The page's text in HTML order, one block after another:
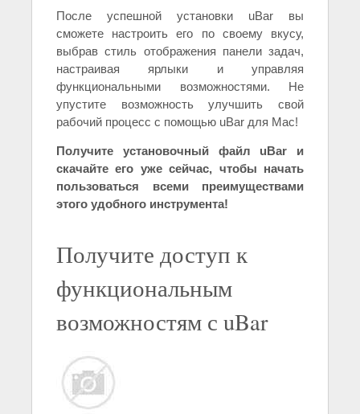
После успешной установки uBar вы
сможете настроить его по своему вкусу,
выбрав стиль отображения панели задач,
настраивая ярлыки и управляя
функциональными возможностями. Не
упустите возможность улучшить свой
рабочий процесс с помощью uBar для Mac!
Получите установочный файл uBar и
скачайте его уже сейчас, чтобы начать
пользоваться всеми преимуществами
этого удобного инструмента!
Получите доступ к
функциональным
возможностям с uBar